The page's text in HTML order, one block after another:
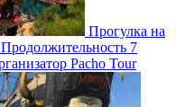
Прогулка на
Продолжительность 7
Pacho Tour